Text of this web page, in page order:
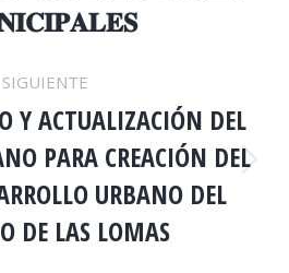
anterior:
SIGUIENTE
Publicación
siguiente:
Y ACTUALIZACIÓN DEL
PARA CREACIÓN DEL
URBANO DEL
DE LAS LOMAS